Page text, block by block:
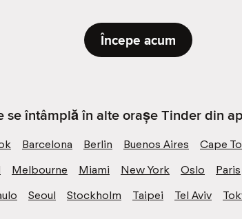
Începe acum
se întâmplă în alte orașe Tinder din
Barcelona Berlin Buenos Aires Cape
Melbourne Miami New York Oslo Paris
Seoul Stockholm Taipei Tel Aviv